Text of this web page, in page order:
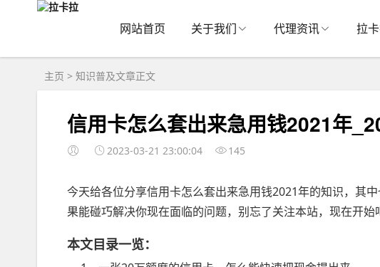
网站首页 关于我们 代理资讯 拉
主页 > 知识普及文章正文
信用卡怎么套出来急用钱2021年
2023-03-21 23:00:04 145
今天给各位分享信用卡怎么套出来急用钱2021年的知识，其
果能碰巧解决你现在面临的问题，别忘了关注本站，现在开始
本文目录一览：